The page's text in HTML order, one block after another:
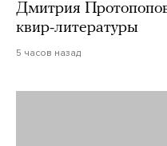
Дмитрия
квир-литературы
5 часов назад